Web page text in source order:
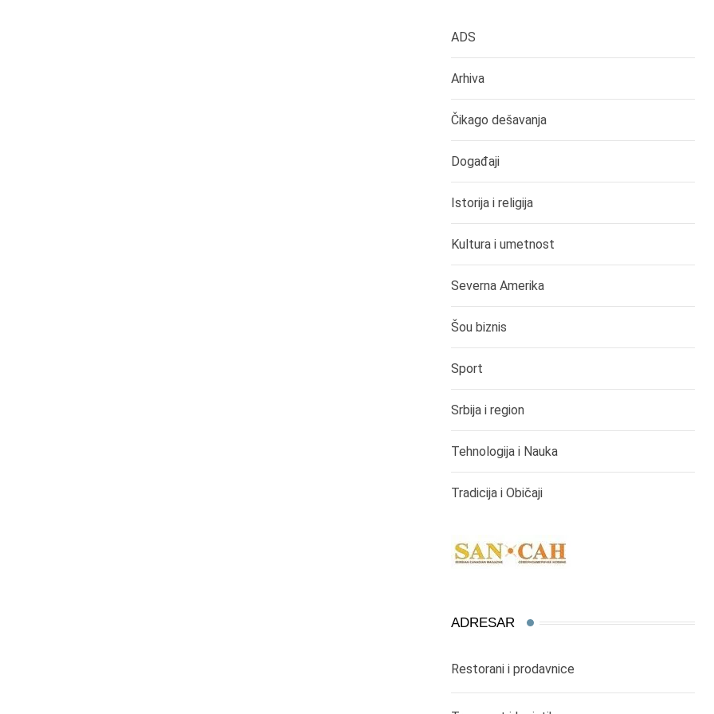
ADS
Arhiva
Čikago dešavanja
Događaji
Istorija i religija
Kultura i umetnost
Severna Amerika
Šou biznis
Sport
Srbija i region
Tehnologija i Nauka
Tradicija i Običaji
ADRESAR
Restorani i prodavnice